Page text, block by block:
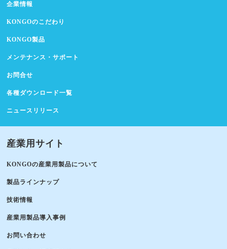
企業情報
KONGOのこだわり
KONGO製品
メンテナンス・サポート
お問合せ
各種ダウンロード一覧
ニュースリリース
産業用サイト
KONGOの産業用製品について
製品ラインナップ
技術情報
産業用製品導入事例
お問い合わせ